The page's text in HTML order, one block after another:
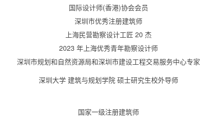
国际设计师(香港)协会会员
深圳市优秀注册建筑师
上海民营勘察设计工匠 20 杰
2023 年上海优秀青年勘察设计师
深圳市规划和自然资源局和深圳市建设工程交易服务中心专家
深圳大学 建筑与规划学院 硕士研究生校外导师
国家一级注册建筑师